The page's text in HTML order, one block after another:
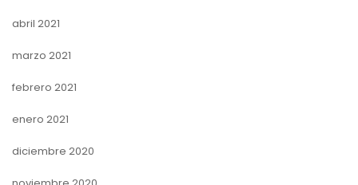
abril 2021
marzo 2021
febrero 2021
enero 2021
diciembre 2020